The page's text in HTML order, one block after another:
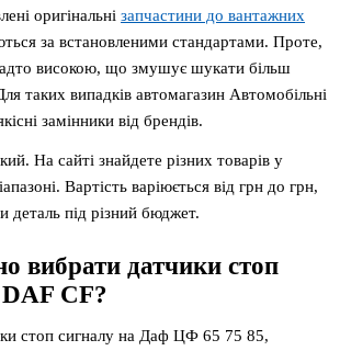
оригінальні запчастини до вантажних
за встановленими стандартами. Проте,
високою, що змушує шукати більш
таких випадків автомагазин Автомобільні
замінники від брендів.
На сайті знайдете різних товарів у
Вартість варіюється від грн до грн,
деталь під різний бюджет.
вибрати датчики стоп
CF?
стоп сигналу на Даф ЦФ 65 75 85,